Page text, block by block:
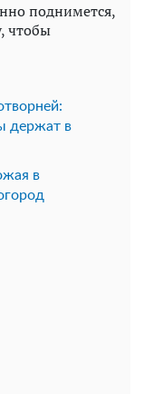
поднимется,
чтобы
держат в
в